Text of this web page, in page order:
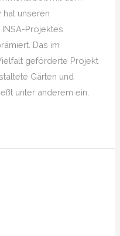
hat unseren
Projektes
Das im
geförderte Projekt
Gärten und
unter anderem ein,